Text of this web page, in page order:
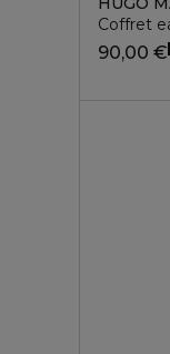
Coffret
90,00 €